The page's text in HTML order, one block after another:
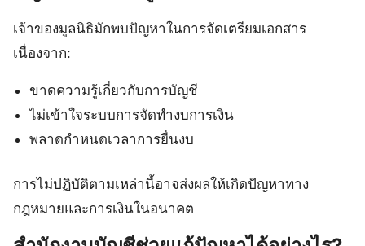
เจ้าของมูลนิธิมักพบปัญหาในการจัดเตรียมเอกสาร
เนื่องจาก:
ขาดความรู้เกี่ยวกับการบัญชี
ไม่เข้าใจระบบการจัดทำงบการเงิน
พลาดกำหนดเวลาการยื่นงบ
การไม่ปฏิบัติตามเหล่านี้อาจส่งผลให้เกิดปัญหาทาง
กฎหมายและการเงินในอนาคต